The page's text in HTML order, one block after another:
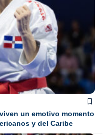
un emotivo momento
y del Caribe